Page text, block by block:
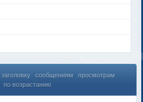
заголовку сообщениям просмотрам
по возрастанию